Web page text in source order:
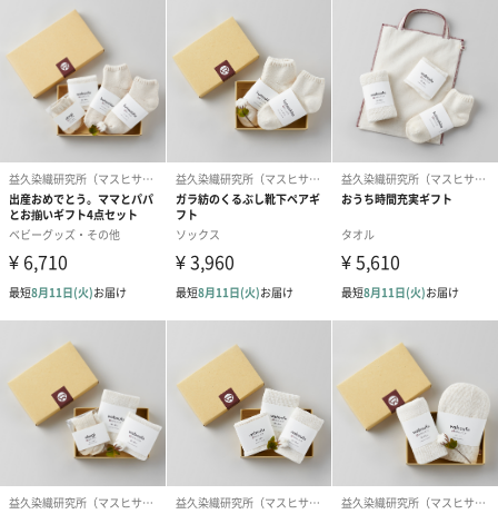
3色からお選びいただけます
生成
黒
ブルー淡
「益久染織研究所（マスヒサソメオリケンキュウショ）」
「未来へ。おかえし。」
丁寧に作って、大切に使って、なるべく捨てずに自然に還す。ほ
んの百年前のむかしの人たちが あたりまえにやってきたことを見
習って畑に綿の種を蒔き、糸と布のモノ作りを続けていく。